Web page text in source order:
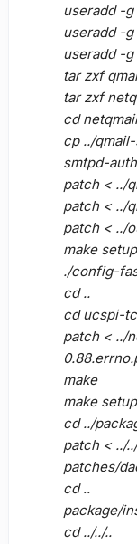
useradd -
useradd -
useradd -
tar zxf
tar zxf
cd
cp ../
smtpd-
patch < ../
patch < ../
patch < ../
make
./config-
cd ..
cd ucspi-
patch < ../
make
make
cd ../
patch < ../
patches/
cd ..
package/
cd ../../..